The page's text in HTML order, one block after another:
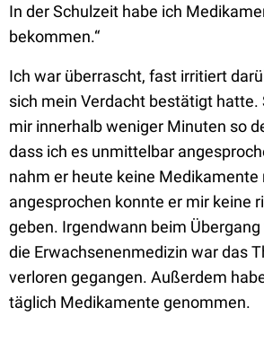
In der Schulzeit habe ich
bekommen.“
Ich war überrascht, fast irritiert
sich mein Verdacht bestätigt hatte.
mir innerhalb weniger Minuten so
dass ich es unmittelbar
nahm er heute keine Medikamente
angesprochen konnte er mir keine
geben. Irgendwann beim
die Erwachsenenmedizin war das
verloren gegangen. Außerdem
täglich Medikamente genommen.